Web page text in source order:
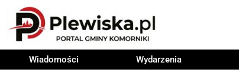
Wiadomości Wydarzenia